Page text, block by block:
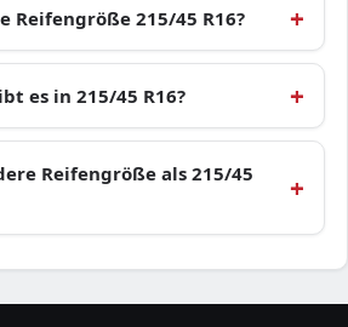
Reifengröße 215/45 R16?
es in 215/45 R16?
Reifengröße als 215/45